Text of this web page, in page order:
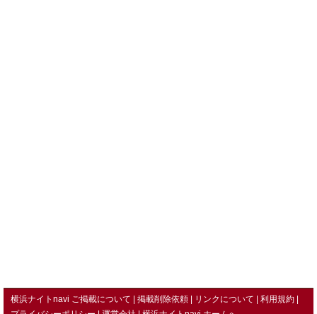
横浜ナイトnavi ご掲載について 掲載削除依頼 リンクについて
利用規約